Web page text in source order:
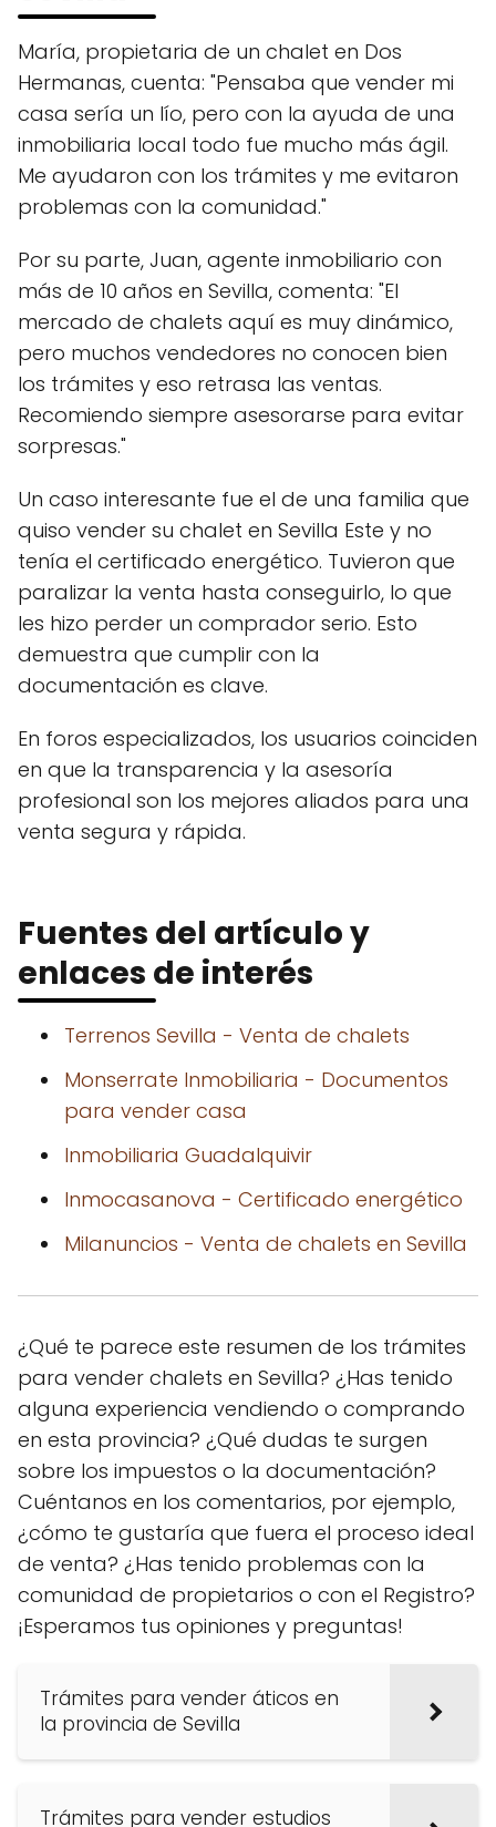
María, propietaria de un chalet en Dos
Hermanas, cuenta: "Pensaba que vender mi
casa sería un lío, pero con la ayuda de una
inmobiliaria local todo fue mucho más ágil.
Me ayudaron con los trámites y me evitaron
problemas con la comunidad."
Por su parte, Juan, agente inmobiliario con
más de 10 años en Sevilla, comenta: "El
mercado de chalets aquí es muy dinámico,
pero muchos vendedores no conocen bien
los trámites y eso retrasa las ventas.
Recomiendo siempre asesorarse para evitar
sorpresas."
Un caso interesante fue el de una familia que
quiso vender su chalet en Sevilla Este y no
tenía el certificado energético. Tuvieron que
paralizar la venta hasta conseguirlo, lo que
les hizo perder un comprador serio. Esto
demuestra que cumplir con la
documentación es clave.
En foros especializados, los usuarios coinciden
en que la transparencia y la asesoría
profesional son los mejores aliados para una
venta segura y rápida.
Fuentes del artículo y
enlaces de interés
Terrenos Sevilla - Venta de chalets
Monserrate Inmobiliaria - Documentos
para vender casa
Inmobiliaria Guadalquivir
Inmocasanova - Certificado energético
Milanuncios - Venta de chalets en Sevilla
¿Qué te parece este resumen de los trámites
para vender chalets en Sevilla? ¿Has tenido
alguna experiencia vendiendo o comprando
en esta provincia? ¿Qué dudas te surgen
sobre los impuestos o la documentación?
Cuéntanos en los comentarios, por ejemplo,
¿cómo te gustaría que fuera el proceso ideal
de venta? ¿Has tenido problemas con la
comunidad de propietarios o con el Registro?
¡Esperamos tus opiniones y preguntas!
Trámites para vender áticos en
la provincia de Sevilla
Trámites para vender estudios